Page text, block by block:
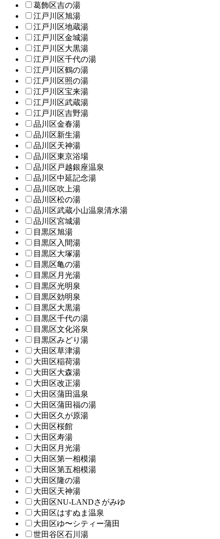
葛飾区吉の湯
江戸川区旭湯
江戸川区地蔵湯
江戸川区金城湯
江戸川区大黒湯
江戸川区千代の湯
江戸川区鶴の湯
江戸川区照の湯
江戸川区宝来湯
江戸川区武蔵湯
江戸川区吉野湯
品川区金春湯
品川区新生湯
品川区天神湯
品川区東京浴場
品川区戸越銀座温泉
品川区中延記念湯
品川区吹上湯
品川区松の湯
品川区武蔵小山温泉清水湯
品川区宮城湯
目黒区旭湯
目黒区入間湯
目黒区大塚湯
目黒区亀の湯
目黒区月光湯
目黒区光明泉
目黒区効明泉
目黒区大黒湯
目黒区千代の湯
目黒区文化浴泉
目黒区みどり湯
大田区草津湯
大田区稲荷湯
大田区大森湯
大田区改正湯
大田区蒲田温泉
大田区蒲田福の湯
大田区久が原湯
大田区桜館
大田区寿湯
大田区月光湯
大田区第一相模湯
大田区第五相模湯
大田区隆の湯
大田区天神湯
大田区NU-LANDさがみゆ
大田区はすぬま温泉
大田区ゆ〜シティー蒲田
世田谷区石川湯